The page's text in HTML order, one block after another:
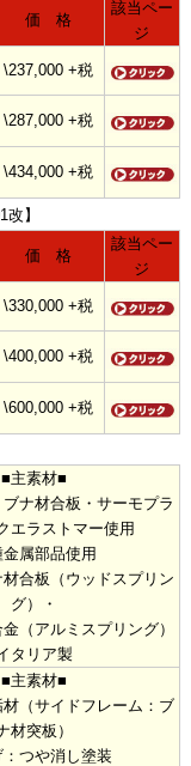
価 格
該当ペー
ジ
\237,000 +税
\287,000 +税
\434,000 +税
】
価 格
該当ペー
ジ
\330,000 +税
\400,000 +税
\600,000 +税
■主素材■
ナ材合板・サーモプラ
エラストマー使用
属部品使用
合板（ウッドスプリン
グ）・
（アルミスプリング）
タリア製
■主素材■
（サイドフレーム：ブ
材突板）
つや消し塗装